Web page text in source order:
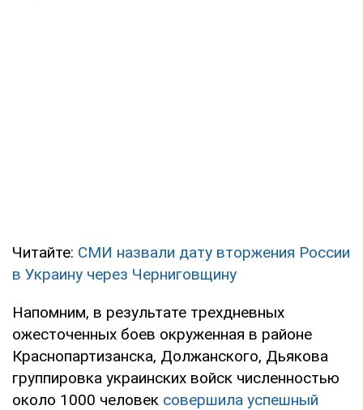
Читайте: СМИ назвали дату вторжения России
в Украину через Черниговщину
Напомним, в результате трехдневных
ожесточенных боев окруженная в районе
Краснопартизанска, Должанского, Дьякова
группировка украинских войск численностью
около 1000 человек совершила успешный